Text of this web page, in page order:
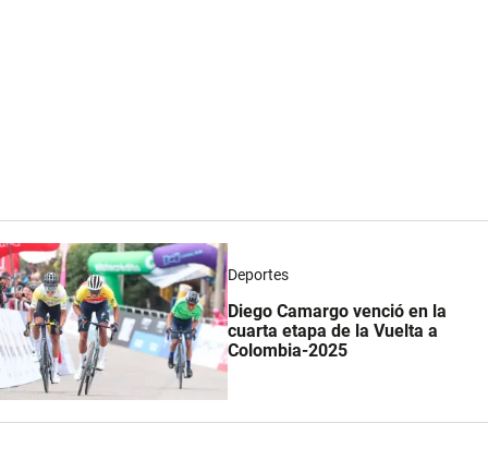
Deportes
Diego Camargo venció en la
cuarta etapa de la Vuelta a
Colombia-2025